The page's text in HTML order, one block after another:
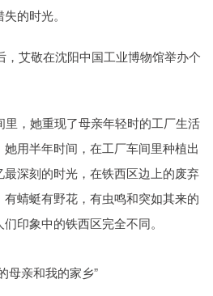
的时光。
，艾敬在沈阳中国工业博物馆举办个
，她重现了母亲年轻时的工厂生活
用半年时间，在工厂车间里种植出
深刻的时光，在铁西区边上的废弃
蜻蜓有野花，有虫鸣和突如其来的
印象中的铁西区完全不同。